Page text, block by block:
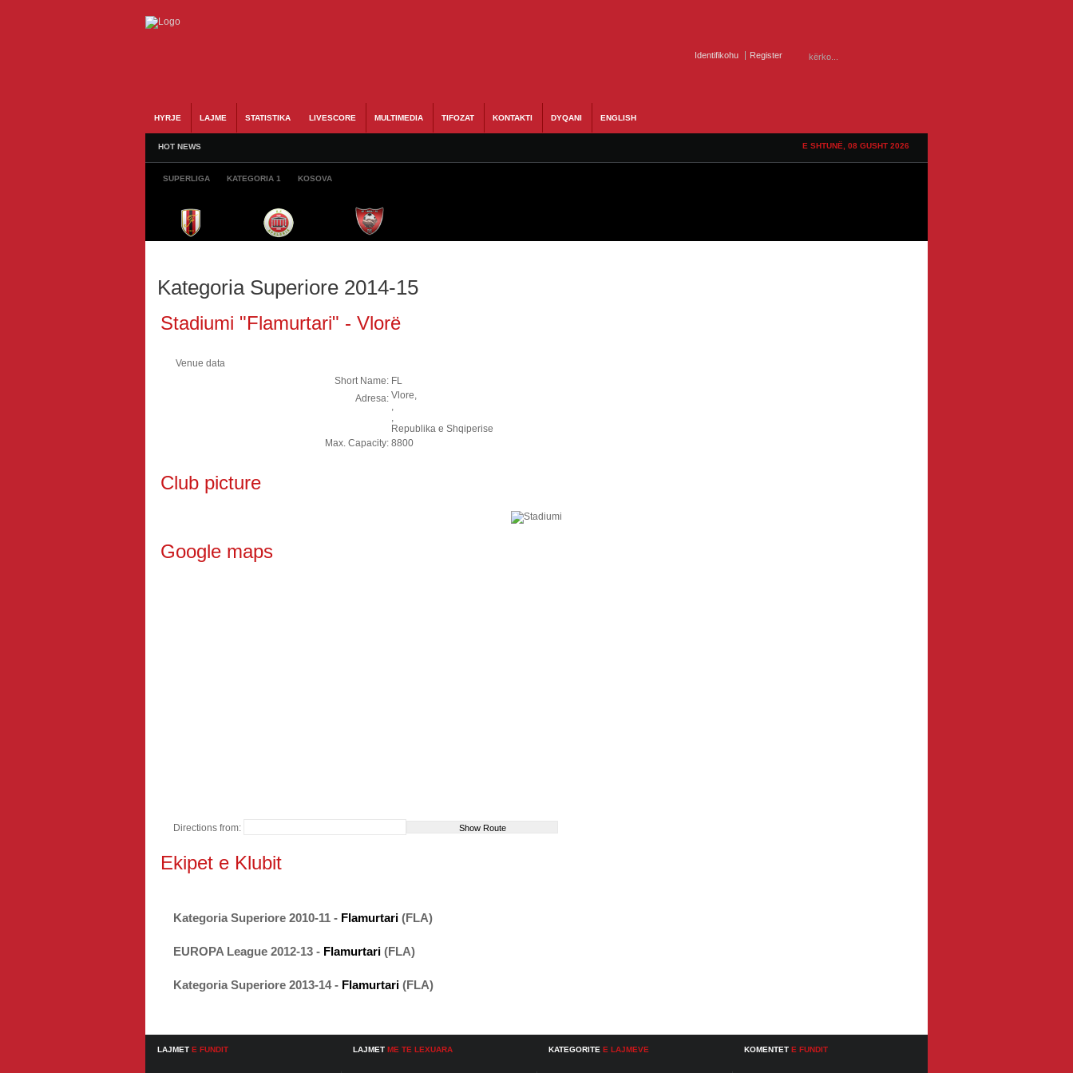
Identifikohu Register
HYRJE LAJME STATISTIKA LIVESCORE MULTIMEDIA TIFOZAT KONTAKTI DYQANI ENGLISH
HOT NEWS E SHTUNË, 08 GUSHT 2026
SUPERLIGA KATEGORIA 1 KOSOVA
Kategoria Superiore 2014-15
Stadiumi "Flamurtari" - Vlorë
Venue data
Short Name: FL
Adresa: Vlore,
,
,
Republika e Shqiperise
Max. Capacity: 8800
Club picture
Google maps
Directions from:
Ekipet e Klubit
Kategoria Superiore 2010-11 - Flamurtari (FLA)
EUROPA League 2012-13 - Flamurtari (FLA)
Kategoria Superiore 2013-14 - Flamurtari (FLA)
LAJMET E FUNDIT LAJMET ME TE LEXUARA KATEGORITE E LAJMEVE KOMENTET E FUNDIT